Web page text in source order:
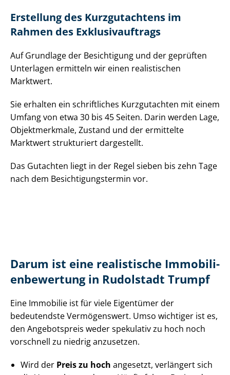
Erstellung des Kurzgutachtens im
Rahmen des Ex­klu­siv­auf­trags
Auf Grundlage der Besichtigung und der geprüften
Unterlagen ermitteln wir einen realistischen
Marktwert.
Sie erhalten ein schriftliches Kurzgutachten mit einem
Umfang von etwa 30 bis 45 Seiten. Darin werden Lage,
Objektmerkmale, Zustand und der ermittelte
Marktwert strukturiert dargestellt.
Das Gutachten liegt in der Regel sieben bis zehn Tage
nach dem Be­sich­ti­gungs­ter­min vor.
Darum ist eine realistische Im­mo­bi­li­
en­be­wer­tung in Rudolstadt Trumpf
Eine Immobilie ist für viele Eigentümer der
bedeutendste Vermögenswert. Umso wichtiger ist es,
den Angebotspreis weder spekulativ zu hoch noch
vorschnell zu niedrig anzusetzen.
Wird der Preis zu hoch angesetzt, verlängert sich